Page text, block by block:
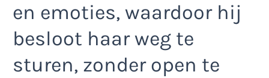
en emoties, waardoor hij
besloot haar weg te
sturen, zonder open te